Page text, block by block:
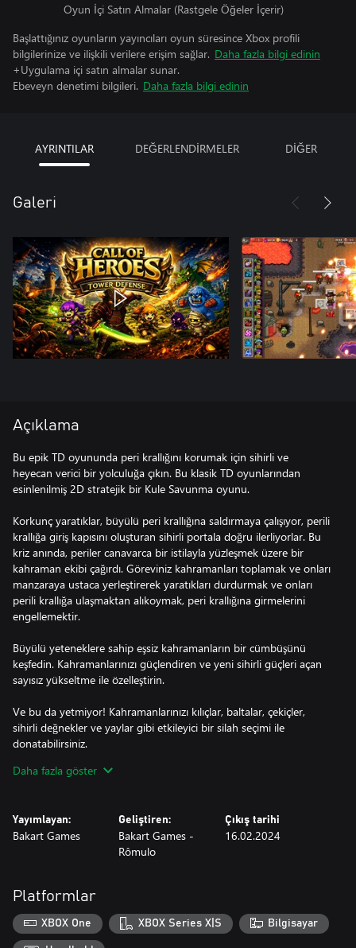
Oyun İçi Satın Almalar (Rastgele Öğeler İçerir)
Başlattığınız oyunların yayıncıları oyun süresince Xbox profili
bilgilerinize ve ilişkili verilere erişim sağlar. Daha fazla bilgi edinin
+Uygulama içi satın almalar sunar.
Ebeveyn denetimi bilgileri. Daha fazla bilgi edinin
AYRINTILAR DEĞERLENDİRMELER DİĞER
Galeri
Açıklama
Bu epik TD oyununda peri krallığını korumak için sihirli ve
heyecan verici bir yolculuğa çıkın. Bu klasik TD oyunlarından
esinlenilmiş 2D stratejik bir Kule Savunma oyunu.
Korkunç yaratıklar, büyülü peri krallığına saldırmaya çalışıyor, perili
krallığa giriş kapısını oluşturan sihirli portala doğru ilerliyorlar. Bu
kriz anında, periler canavarca bir istilayla yüzleşmek üzere bir
kahraman ekibi çağırdı. Göreviniz kahramanları toplamak ve onları
manzaraya ustaca yerleştirerek yaratıkları durdurmak ve onları
perili krallığa ulaşmaktan alıkoymak, peri krallığına girmelerini
engellemektir.
Büyülü yeteneklere sahip eşsiz kahramanların bir cümbüşünü
keşfedin. Kahramanlarınızı güçlendiren ve yeni sihirli güçleri açan
sayısız yükseltme ile özelleştirin.
Ve bu da yetmiyor! Kahramanlarınızı kılıçlar, baltalar, çekiçler,
sihirli değnekler ve yaylar gibi etkileyici bir silah seçimi ile
donatabilirsiniz.
Her savunulan saldırı dalgasıyla altın ve değerli eşyalar birikir,
Ve unutmamamız gereken diğer çekici özellikler:
• Detaylı Ansiklopedi: Kahramanlar, canavarlar ve nesneler
hakkında bilgi almak için ansiklopediyi kontrol edin.
• Kapsamlı Kılavuz: Oyun mekaniğini tam anlamıyla öğrenmek için
Daha fazla göster
Yayımlayan:
Bakart Games
Geliştiren:
Bakart Games -
Rômulo
Çıkış tarihi
16.02.2024
Platformlar
XBOX One XBOX Series X|S Bilgisayar